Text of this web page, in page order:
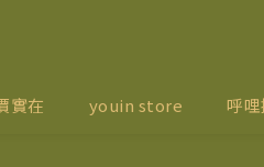
實在 youin store 呼